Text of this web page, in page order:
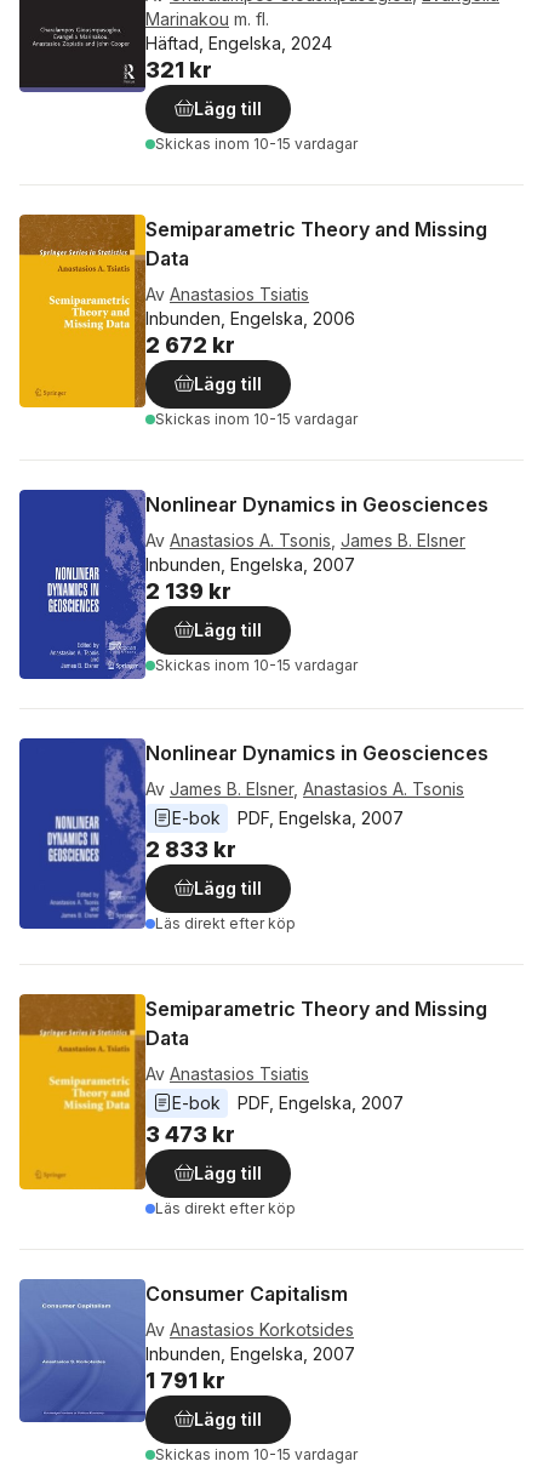
Marinakou m. fl.
Häftad, Engelska, 2024
321 kr
Lägg till
Skickas inom 10-15 vardagar
Semiparametric Theory and Missing
Data
Av Anastasios Tsiatis
Inbunden, Engelska, 2006
2 672 kr
Lägg till
Skickas inom 10-15 vardagar
Nonlinear Dynamics in Geosciences
Av Anastasios A. Tsonis James B. Elsner
Inbunden, Engelska, 2007
2 139 kr
Lägg till
Skickas inom 10-15 vardagar
Nonlinear Dynamics in Geosciences
Av James B. Elsner, Anastasios A. Tsonis
E-bok
PDF Engelska 2007
2 833 kr
Lägg till
Läs direkt efter köp
Semiparametric Theory and Missing
Data
Av Anastasios Tsiatis
E-bok
PDF Engelska 2007
3 473 kr
Lägg till
Läs direkt efter köp
Consumer Capitalism
Av Anastasios Korkotsides
Inbunden, Engelska, 2007
1 791 kr
Lägg till
Skickas inom 10-15 vardagar